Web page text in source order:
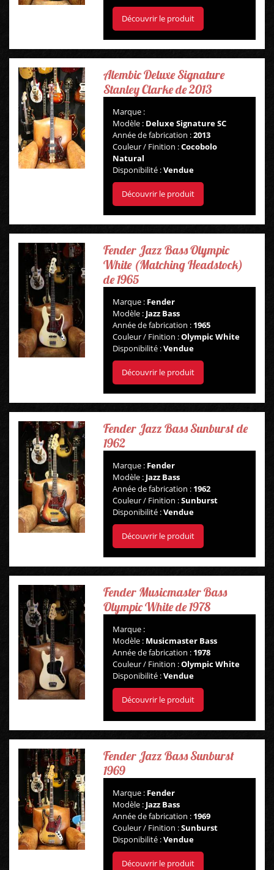
AMPLIS
PÉDALES ET EFFETS
AUTRE
Découvrir le produit
Alembic Deluxe Signature
Stanley Clarke de 2013
Marque :
Modèle : Deluxe Signature SC
Année de fabrication :2013
Couleur / Finition :Cocobolo
Natural
Disponibilité :Vendue
Découvrir le produit
Fender Jazz Bass Olympic
White (Matching Headstock)
de 1965
Marque : Fender
Modèle : Jazz Bass
Année de fabrication : 1965
Couleur / Finition :Olympic White
Disponibilité :Vendue
Découvrir le produit
Fender Jazz Bass Sunburst de
1962
Marque : Fender
Modèle : Jazz Bass
Année de fabrication : 1962
Couleur / Finition :Sunburst
Disponibilité :Vendue
Découvrir le produit
Fender Musicmaster Bass
Olympic White de 1978
Marque :
Modèle : Musicmaster Bass
Année de fabrication : 1978
Couleur / Finition :Olympic White
Disponibilité :Vendue
Découvrir le produit
Fender Jazz Bass Sunburst
1969
Marque : Fender
Modèle : Jazz Bass
Année de fabrication : 1969
Couleur / Finition :Sunburst
Disponibilité :Vendue
Découvrir le produit